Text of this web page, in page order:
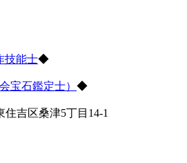
技能士◆
宝石鑑定士） ◆
住吉区桑津5丁目14-1